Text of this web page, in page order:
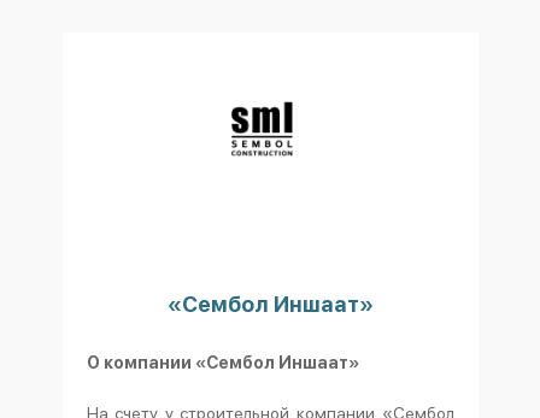
«Сембол Иншаат»
О компании «Сембол Иншаат»
На счету у строительной компании «Сембол